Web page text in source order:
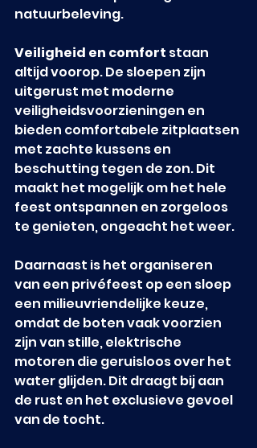
natuurbeleving.
Veiligheid en comfort staan
altijd voorop. De sloepen zijn
uitgerust met moderne
veiligheidsvoorzieningen en
bieden comfortabele zitplaatsen
met zachte kussens en
beschutting tegen de zon. Dit
maakt het mogelijk om het hele
feest ontspannen en zorgeloos
te genieten, ongeacht het weer.
Daarnaast is het organiseren
van een privéfeest op een sloep
een milieuvriendelijke keuze,
omdat de boten vaak voorzien
zijn van stille, elektrische
motoren die geruisloos over het
water glijden. Dit draagt bij aan
de rust en het exclusieve gevoel
van de tocht.